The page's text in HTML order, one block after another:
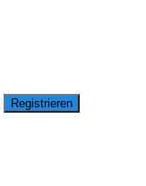
Registrieren